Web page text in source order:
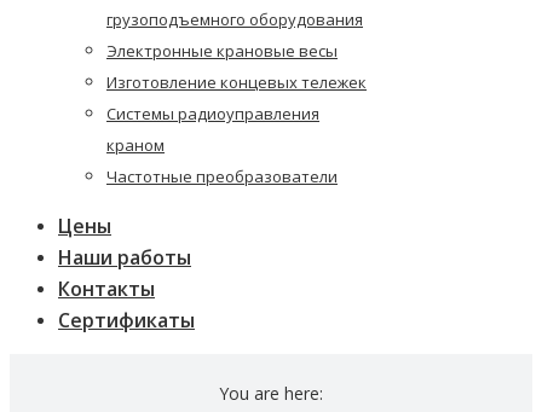
грузоподъемного оборудования
Электронные крановые весы
Изготовление концевых тележек
Системы радиоуправления
краном
Частотные преобразователи
Цены
Наши работы
Контакты
Сертификаты
You are here: